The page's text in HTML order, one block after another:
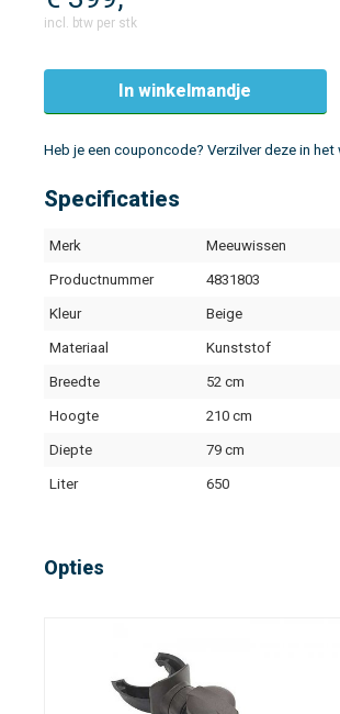
incl. btw per stk
In winkelmandje
Heb je een couponcode? Verzilver deze in het
Specificaties
Merk Meeuwissen
Productnummer 4831803
Kleur Beige
Materiaal Kunststof
Breedte 52 cm
Hoogte 210 cm
Diepte 79 cm
Liter 650
Opties